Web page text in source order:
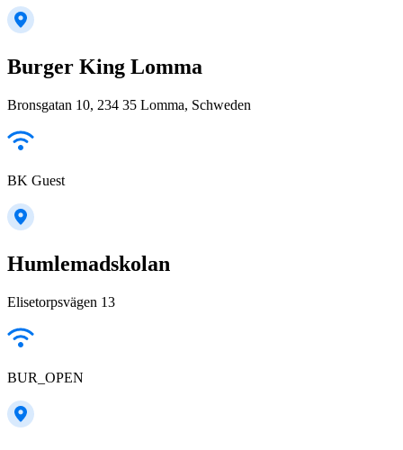
Burger King Lomma
Bronsgatan 10, 234 35 Lomma, Schweden
BK Guest
Humlemadskolan
Elisetorpsvägen 13
BUR_OPEN